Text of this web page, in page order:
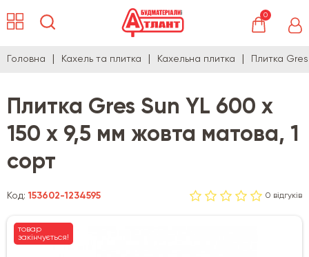
0
Головна Кахель та плитка Кахельна плитка Плитка
Плитка Gres Sun YL 600 х
150 х 9,5 мм жовта матова, 1
сорт
Код:153602-1234595 0 відгуків
товар
закінчується!